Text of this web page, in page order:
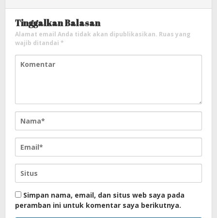
Tinggalkan Balasan
Alamat email Anda tidak akan dipublikasikan. Ruas yang
wajib ditandai *
Simpan nama, email, dan situs web saya pada
peramban ini untuk komentar saya berikutnya.